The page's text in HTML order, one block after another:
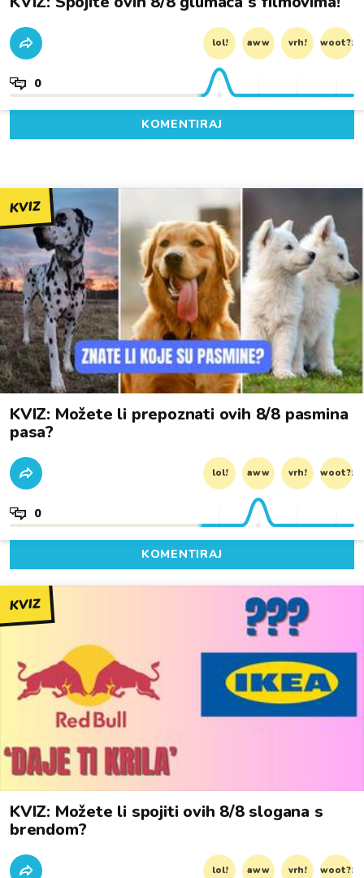
lol! aww vrh! woot?!
0
KOMENTIRAJ
KVIZ
KVIZ: Možete li prepoznati ovih 8/8 pasmina
pasa?
lol! aww vrh! woot?!
0
KOMENTIRAJ
KVIZ
KVIZ: Možete li spojiti ovih 8/8 slogana s
brendom?
lol! aww vrh! woot?!